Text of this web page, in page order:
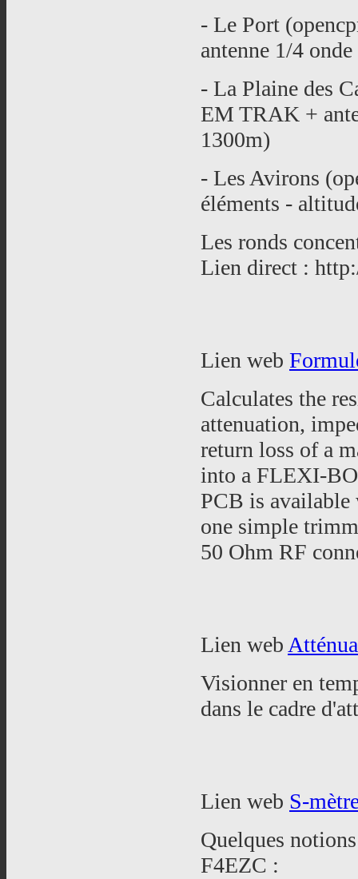
- Le Port
antenne 1/4
- La Plaine des
EM TRAK +
1300m)
- Les Avirons
éléments -
Les ronds
Lien direct :
Lien web
Calculates the
attenuation,
return loss of a
into a FLEXI-
PCB is
one simple
50 Ohm RF
Lien web
Visionner en
dans le cadre
Lien web S-
Quelques
F4EZC :